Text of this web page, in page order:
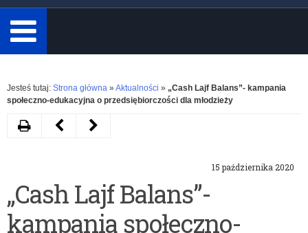
minimum
3
znaki.
Rozwiń
Jesteś tutaj: Strona główna » Aktualności » „Cash Lajf Balans”- kampania
społeczno-edukacyjna o przedsiębiorczości dla młodzieży
15 października 2020
„Cash Lajf Balans”-
kampania społeczno-
DrukujNastępny
edukacyjny
„Bezpieczniki
Poprzedni
Wiedzy
o